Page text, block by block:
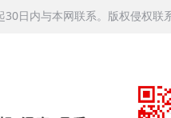
日内与本网联系。版权侵权联